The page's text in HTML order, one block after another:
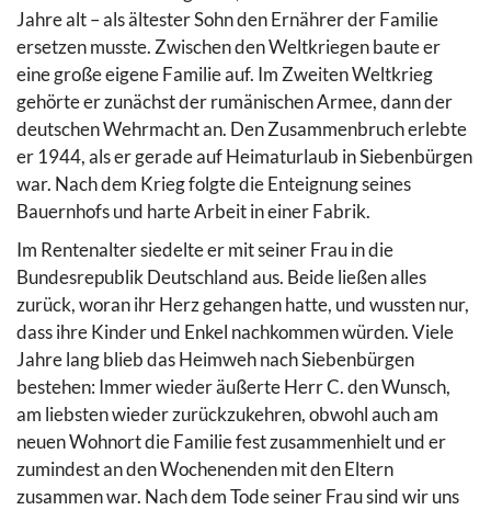
Jahre alt – als ältester Sohn den Ernährer der Familie
ersetzen musste. Zwischen den Weltkriegen baute er
eine große eigene Familie auf. Im Zweiten Weltkrieg
gehörte er zunächst der rumänischen Armee, dann der
deutschen Wehrmacht an. Den Zusammenbruch erlebte
er 1944, als er gerade auf Heimaturlaub in Siebenbürgen
war. Nach dem Krieg folgte die Enteignung seines
Bauernhofs und harte Arbeit in einer Fabrik.
Im Rentenalter siedelte er mit seiner Frau in die
Bundesrepublik Deutschland aus. Beide ließen alles
zurück, woran ihr Herz gehangen hatte, und wussten nur,
dass ihre Kinder und Enkel nachkommen würden. Viele
Jahre lang blieb das Heimweh nach Siebenbürgen
bestehen: Immer wieder äußerte Herr C. den Wunsch,
am liebsten wieder zurückzukehren, obwohl auch am
neuen Wohnort die Familie fest zusammenhielt und er
zumindest an den Wochenenden mit den Eltern
zusammen war. Nach dem Tode seiner Frau sind wir uns